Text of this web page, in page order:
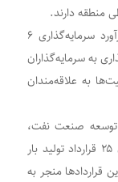
منطقه دارند.
دهان‌زاده از وجود ۱۶ مخزن مستقل گازی با برآورد سرمایه‌گذاری ۶
به سرمایه‌گذاران
به علاقه‌مندان
توسعه صنعت نفت،
گفت: شرکت ملی مناطق نفت‌خیز جنوب تاکنون ۲۵ قرارداد تولید بار
منجر به